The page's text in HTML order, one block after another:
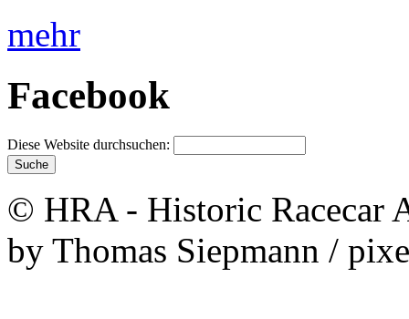
mehr
Facebook
Diese Website durchsuchen:
© HRA - Historic Racecar
by Thomas Siepmann /